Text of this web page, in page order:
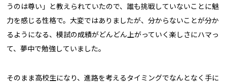
うのは尊い」と教えられていたので、誰も挑戦していないことに魅
力を感じる性格で。大変ではありましたが、分からないことが分か
るようになる、模試の成績がどんどん上がっていく楽しさにハマっ
て、夢中で勉強していました。
そのまま高校生になり、進路を考えるタイミングでなんとなく手に